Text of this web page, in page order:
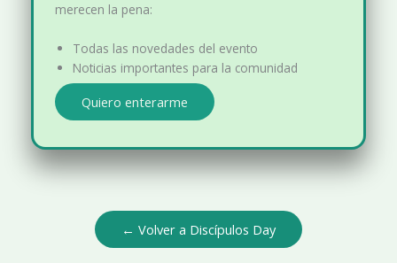
merecen la pena:
Todas las novedades del evento
Noticias importantes para la comunidad
Quiero enterarme
← Volver a Discípulos Day